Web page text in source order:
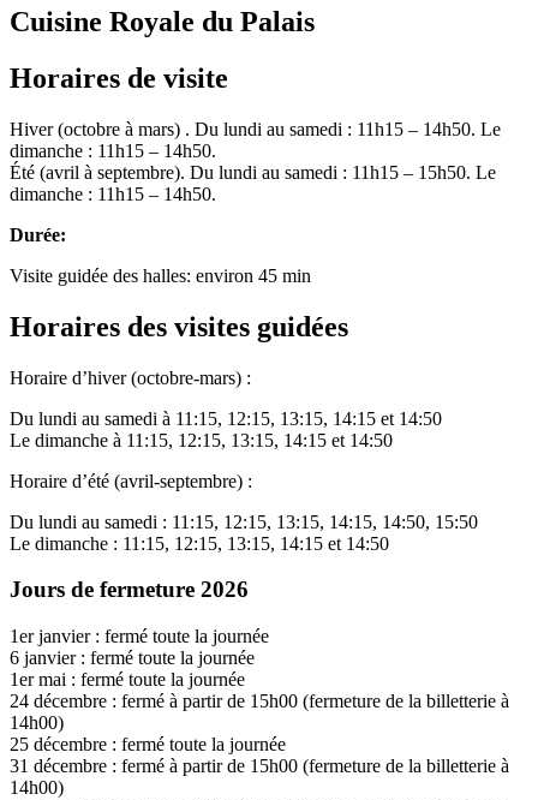
Cuisine Royale du Palais
Horaires de visite
Hiver (octobre à mars) . Du lundi au samedi : 11h15 – 14h50. Le
dimanche : 11h15 – 14h50.
Été (avril à septembre). Du lundi au samedi : 11h15 – 15h50. Le
dimanche : 11h15 – 14h50.
Durée:
Visite guidée des halles: environ 45 min
Horaires des visites guidées
Horaire d’hiver (octobre-mars) :
Du lundi au samedi à 11:15, 12:15, 13:15, 14:15 et 14:50
Le dimanche à 11:15, 12:15, 13:15, 14:15 et 14:50
Horaire d’été (avril-septembre) :
Du lundi au samedi : 11:15, 12:15, 13:15, 14:15, 14:50, 15:50
Le dimanche : 11:15, 12:15, 13:15, 14:15 et 14:50
Jours de fermeture 2026
1er janvier : fermé toute la journée
6 janvier : fermé toute la journée
1er mai : fermé toute la journée
24 décembre : fermé à partir de 15h00 (fermeture de la billetterie à
14h00)
25 décembre : fermé toute la journée
31 décembre : fermé à partir de 15h00 (fermeture de la billetterie à
14h00)